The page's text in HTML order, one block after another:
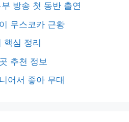
방송 첫 동반 출연
무스코카 근황
핵심 정리
추천 정보
어서 좋아 무대